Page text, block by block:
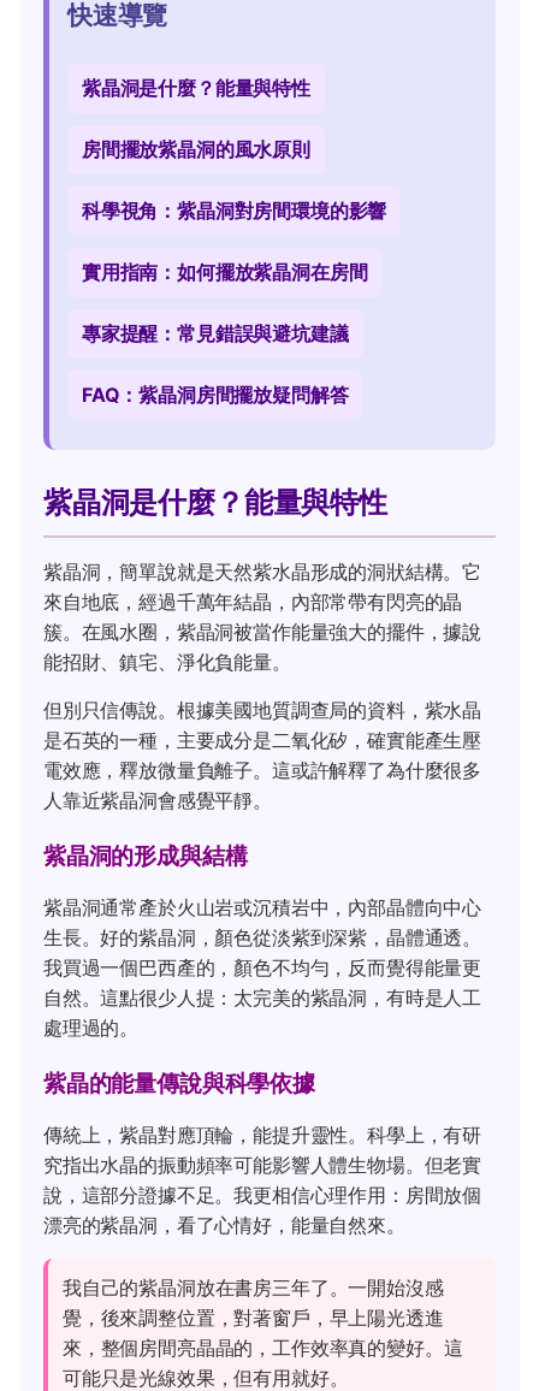
快速導覽
紫晶洞是什麼？能量與特性
房間擺放紫晶洞的風水原則
科學視角：紫晶洞對房間環境的影響
實用指南：如何擺放紫晶洞在房間
專家提醒：常見錯誤與避坑建議
FAQ：紫晶洞房間擺放疑問解答
紫晶洞是什麼？能量與特性
紫晶洞，簡單說就是天然紫水晶形成的洞狀結構。它
來自地底，經過千萬年結晶，內部常帶有閃亮的晶
簇。在風水圈，紫晶洞被當作能量強大的擺件，據說
能招財、鎮宅、淨化負能量。
但別只信傳說。根據美國地質調查局的資料，紫水晶
是石英的一種，主要成分是二氧化矽，確實能產生壓
電效應，釋放微量負離子。這或許解釋了為什麼很多
人靠近紫晶洞會感覺平靜。
紫晶洞的形成與結構
紫晶洞通常產於火山岩或沉積岩中，內部晶體向中心
生長。好的紫晶洞，顏色從淡紫到深紫，晶體通透。
我買過一個巴西產的，顏色不均勻，反而覺得能量更
自然。這點很少人提：太完美的紫晶洞，有時是人工
處理過的。
紫晶的能量傳說與科學依據
傳統上，紫晶對應頂輪，能提升靈性。科學上，有研
究指出水晶的振動頻率可能影響人體生物場。但老實
說，這部分證據不足。我更相信心理作用：房間放個
漂亮的紫晶洞，看了心情好，能量自然來。
我自己的紫晶洞放在書房三年了。一開始沒感
覺，後來調整位置，對著窗戶，早上陽光透進
來，整個房間亮晶晶的，工作效率真的變好。這
可能只是光線效果，但有用就好。